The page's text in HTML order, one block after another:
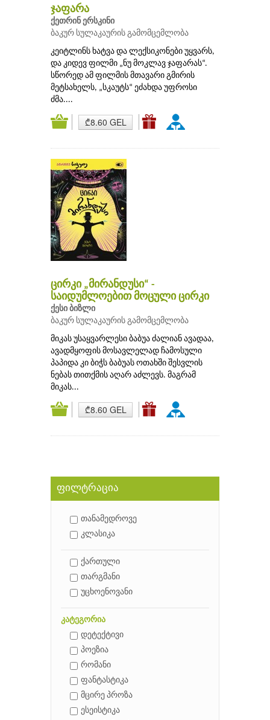
ჯაფარა
ქეთრინ ერსკინი
ბაკურ სულაკაურის გამომცემლობა
კეიტლინს ხატვა და ლექსიკონები უყვარს,
და კიდევ ფილმი „ნუ მოკლავ ჯაფარას“.
სწორედ ამ ფილმის მთავარი გმირის
მეტსახელს, „სკაუტს“ ეძახდა უფროსი
ძმა....
₾8.60 GEL
ცირკი „მირანდუსი“ -
საიდუმლოებით მოცული ცირკი
ქესი ბიზლი
ბაკურ სულაკაურის გამომცემლობა
მიკას უსაყვარლესი ბაბუა ძალიან ავადაა,
ავადმყოფის მოსავლელად ჩამოსული
პაპიდა კი ბიჭს ბაბუას ოთახში შესვლის
ნებას თითქმის აღარ აძლევს. მაგრამ
მიკას...
₾8.60 GEL
ფილტრაცია
თანამედროვე
კლასიკა
ქართული
თარგმანი
უცხოენოვანი
კატეგორია
დეტექტივი
პოეზია
რომანი
ფანტასტიკა
მცირე პროზა
ესეისტიკა